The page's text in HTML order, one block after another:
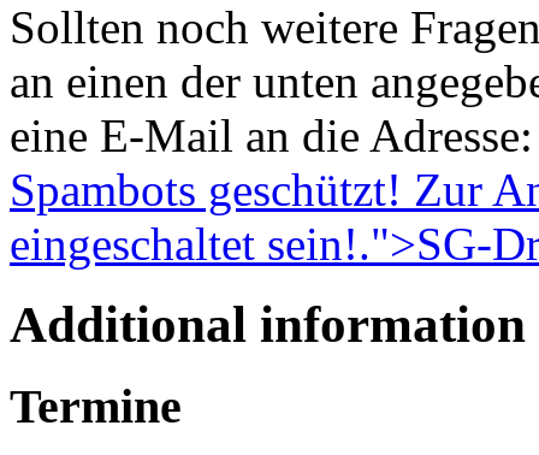
Sollten noch weitere
an einen der unten
eine E-Mail an die
Spambots geschützt! Zur
eingeschaltet sein!.">SG-
Additional information
Termine